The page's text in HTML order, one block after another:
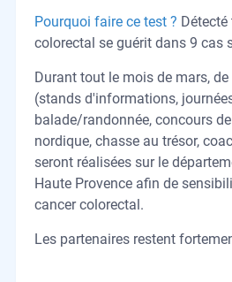
Pourquoi faire ce test ? Détecté
colorectal se guérit dans 9 cas
Durant tout le mois de mars,
(stands d'informations,
balade/randonnée, concours
nordique, chasse au trésor,
seront réalisées sur le
Haute Provence afin de
cancer colorectal.
Les partenaires restent